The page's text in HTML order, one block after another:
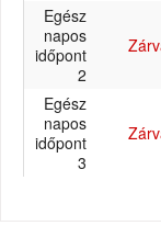
Egész
napos
időpont
2
Egész
napos
időpont
3